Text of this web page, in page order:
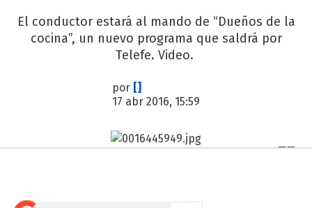
El conductor estará al mando de “Dueños de la
cocina”, un nuevo programa que saldrá por
Telefe. Video.
por []
17 abr 2016, 15:59